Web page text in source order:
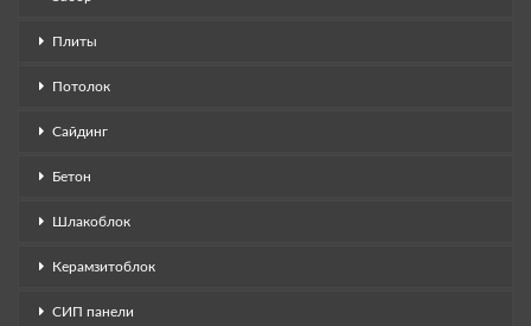
Плиты
Потолок
Сайдинг
Бетон
Шлакоблок
Керамзитоблок
СИП панели